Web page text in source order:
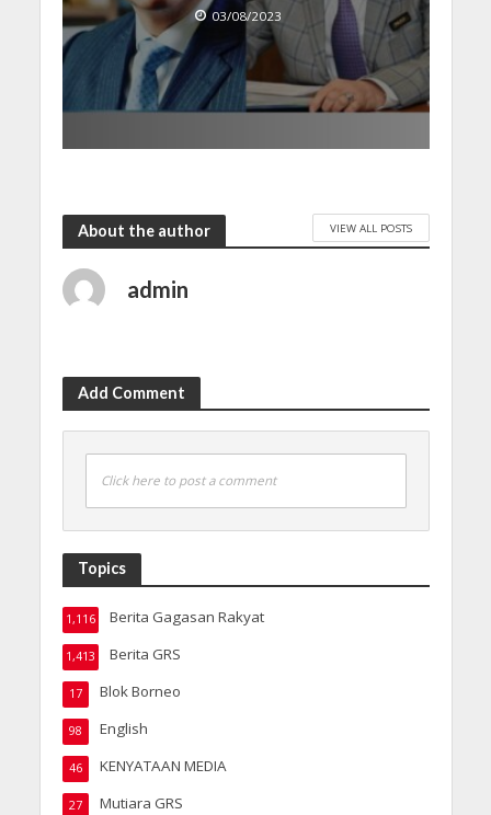
03/08/2023
About the author VIEW ALL POSTS
admin
Add Comment
Click here to post a comment
Topics
Berita Gagasan Rakyat
1,116
Berita GRS
1,413
Blok Borneo
17
English
98
KENYATAAN MEDIA
46
Mutiara GRS
27